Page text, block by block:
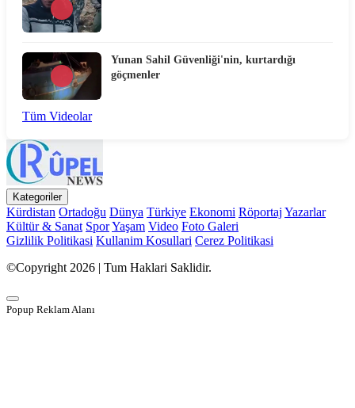
Yunan Sahil Güvenliği'nin, kurtardığı
göçmenler
Tüm Videolar
Kategoriler
Kürdistan Ortadoğu Dünya Türkiye Ekonomi Röportaj Yazarlar
Kültür & Sanat SporYaşam Video Foto Galeri
Gizlilik Politikasi Kullanim Kosullari Cerez Politikasi
©Copyright 2026 | Tum Haklari Saklidir.
Popup Reklam Alanı